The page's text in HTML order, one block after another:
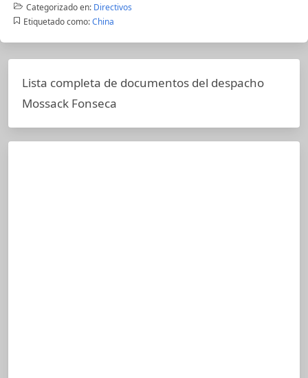
Categorizado en: Directivos
Etiquetado como: China
Lista completa de documentos del despacho
Mossack Fonseca